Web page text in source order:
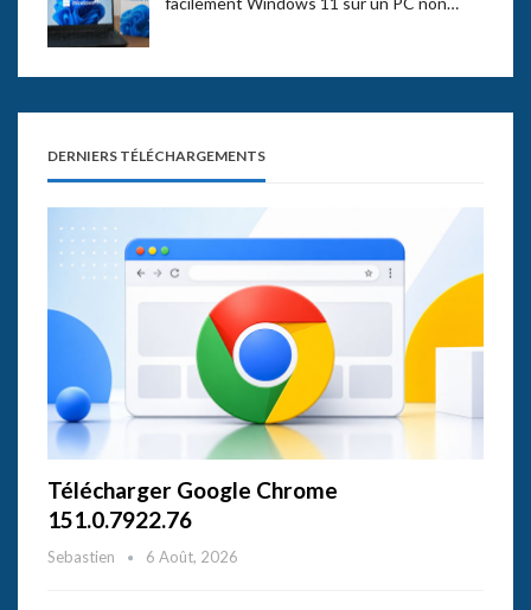
DERNIERS TÉLÉCHARGEMENTS
Télécharger Google Chrome
151.0.7922.76
Sebastien 6 Août, 2026